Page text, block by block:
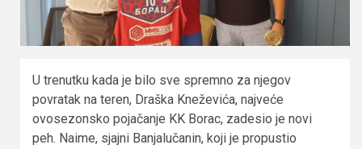
U trenutku kada je bilo sve spremno za njegov
povratak na teren, Draška Kneževića, najveće
ovosezonsko pojačanje KK Borac, zadesio je novi
peh. Naime, sjajni Banjalučanin, koji je propustio